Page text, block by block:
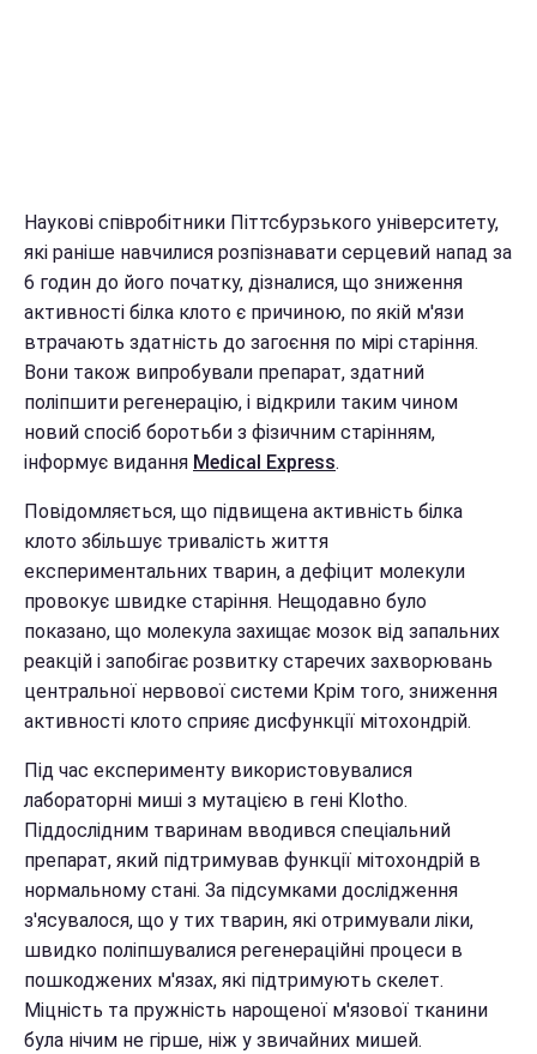
Наукові співробітники Піттсбурзького університету,
які раніше навчилися розпізнавати серцевий напад за
6 годин до його початку, дізналися, що зниження
активності білка клото є причиною, по якій м'язи
втрачають здатність до загоєння по мірі старіння.
Вони також випробували препарат, здатний
поліпшити регенерацію, і відкрили таким чином
новий спосіб боротьби з фізичним старінням,
інформує видання Medical Express.
Повідомляється, що підвищена активність білка
клото збільшує тривалість життя
експериментальних тварин, а дефіцит молекули
провокує швидке старіння. Нещодавно було
показано, що молекула захищає мозок від запальних
реакцій і запобігає розвитку старечих захворювань
центральної нервової системи Крім того, зниження
активності клото сприяє дисфункції мітохондрій.
Під час експерименту використовувалися
лабораторні миші з мутацією в гені Klotho.
Піддослідним тваринам вводився спеціальний
препарат, який підтримував функції мітохондрій в
нормальному стані. За підсумками дослідження
з'ясувалося, що у тих тварин, які отримували ліки,
швидко поліпшувалися регенераційні процеси в
пошкоджених м'язах, які підтримують скелет.
Міцність та пружність нарощеної м'язової тканини
була нічим не гірше, ніж у звичайних мишей.